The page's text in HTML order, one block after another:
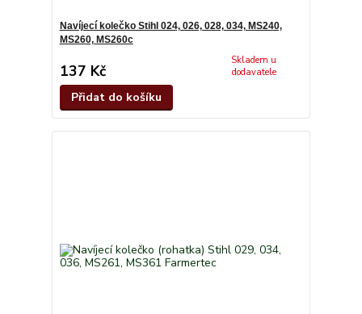
Navíjecí kolečko Stihl 024, 026, 028, 034, MS240,
MS260, MS260c
137 Kč
Skladem u
dodavatele
Přidat do košíku